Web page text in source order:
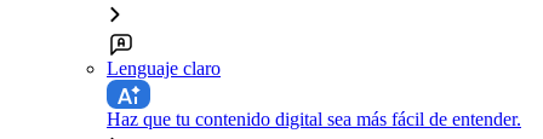
Lenguaje claro
Haz que tu contenido digital sea más fácil de entender.